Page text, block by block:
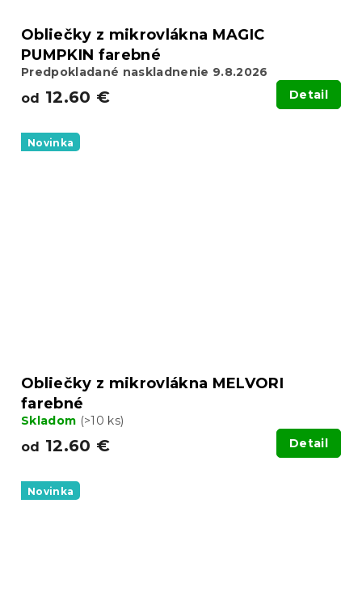
Obliečky z mikrovlákna MAGIC
PUMPKIN farebné
Predpokladané naskladnenie 9.8.2026
od 12.60 € Detail
Novinka
Obliečky z mikrovlákna MELVORI
farebné
Skladom (>10 ks)
od 12.60 € Detail
Novinka